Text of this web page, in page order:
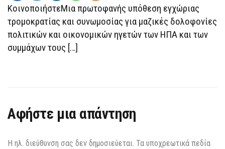
ΒΑΝΣ
ΣΤΟΝ
ΛΕΥΚΌ
ΟΊΚΟ
ΚοινοποιήστεΜια πρωτοφανής υπόθεση εγχώριας
τρομοκρατίας και συνωμοσίας για μαζικές δολοφονίες
πολιτικών και οικονομικών ηγετών των ΗΠΑ και των
συμμάχων τους […]
Αφήστε μια απάντηση
Η ηλ. διεύθυνση σας δεν δημοσιεύεται. Τα υποχρεωτικά πεδία